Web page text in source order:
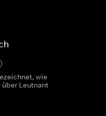
wie
über Leutnant